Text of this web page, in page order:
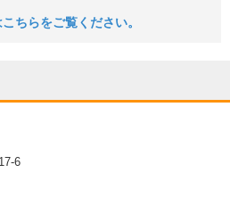
ちらをご覧ください。
6